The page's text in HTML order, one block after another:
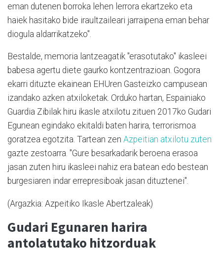
eman dutenen borroka lehen lerrora ekartzeko eta
haiek hasitako bide iraultzaileari jarraipena eman behar
diogula aldarrikatzeko".
Bestalde, memoria lantzeagatik "erasotutako" ikasleei
babesa agertu diete gaurko kontzentrazioan. Gogora
ekarri dituzte ekainean EHUren Gasteizko campusean
izandako azken atxiloketak. Orduko hartan, Espainiako
Guardia Zibilak hiru ikasle atxilotu zituen 2017ko Gudari
Egunean egindako ekitaldi baten harira, terrorismoa
goratzea egotzita. Tartean zen Azpeitian atxilotu zuten
gazte zestoarra. "Gure besarkadarik beroena erasoa
jasan zuten hiru ikasleei nahiz era batean edo bestean
burgesiaren indar errepresiboak jasan dituztenei".
(Argazkia: Azpeitiko Ikasle Abertzaleak)
Gudari Egunaren harira
antolatutako hitzorduak